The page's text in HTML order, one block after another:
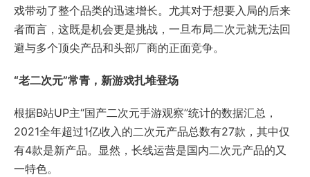
戏带动了整个品类的迅速增长。尤其对于想要入局的后来
者而言，这既是机会更是挑战，一旦布局二次元就无法回
避与多个顶尖产品和头部厂商的正面竞争。
“老二次元”常青，新游戏扎堆登场
根据B站UP主“国产二次元手游观察”统计的数据汇总，
2021全年超过1亿收入的二次元产品总数有27款，其中仅
有4款是新产品。显然，长线运营是国内二次元产品的又
一特色。